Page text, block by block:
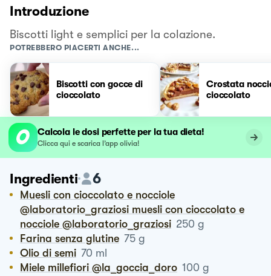
Introduzione
Biscotti light e semplici per la colazione.
POTREBBERO PIACERTI ANCHE...
Biscotti con gocce di
cioccolato
Crostata
cioccolato
Calcola le dosi perfette per la tua dieta!
Clicca qui e scarica l’app olivia!
Ingredienti 6
Muesli con cioccolato e nocciole
@laboratorio_graziosi muesli con cioccolato e
nocciole @laboratorio_graziosi 250 g
Farina senza glutine 75 g
Olio di semi 70 ml
Miele millefiori @la_goccia_doro 100 g